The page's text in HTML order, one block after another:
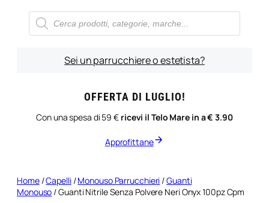
Ricerca
prodotti
Sei un parrucchiere o estetista?
OFFERTA DI LUGLIO!
Con una spesa di 59 € ricevi il Telo Mare in a € 3.90
Approfittane
Home/Capelli/Monouso Parrucchieri /Guanti
Monouso / Guanti Nitrile Senza Polvere Neri Onyx 100pz Cpm